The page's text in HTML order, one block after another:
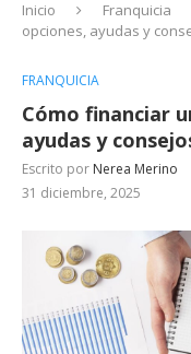
Inicio Franquicia
opciones, ayudas y
FRANQUICIA
Cómo financiar
ayudas y
Escrito por Nerea Merino
31 diciembre, 2025